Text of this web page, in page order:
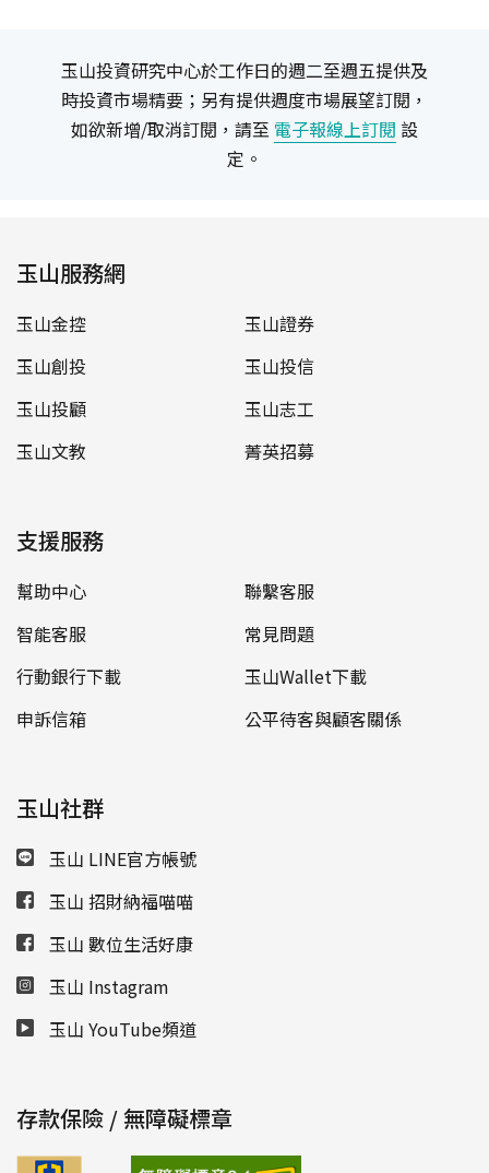
玉山投資研究中心於工作日的週二至週五提供及
時投資市場精要；另有提供週度市場展望訂閱，
如欲新增/取消訂閱，請至 電子報線上訂閱 設
定。
玉山服務網
玉山金控
玉山證券
玉山創投
玉山投信
玉山投顧
玉山志工
玉山文教
菁英招募
支援服務
幫助中心
聯繫客服
智能客服
常見問題
行動銀行下載
玉山Wallet下載
申訴信箱
公平待客與顧客關係
玉山社群
玉山 LINE官方帳號
玉山 招財納福喵喵
玉山 數位生活好康
玉山 Instagram
玉山 YouTube頻道
存款保險 / 無障礙標章